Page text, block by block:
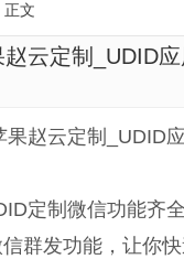
正文
云定制_UDID
果赵云定制_UDID
定制微信功能齐
群发功能，让你